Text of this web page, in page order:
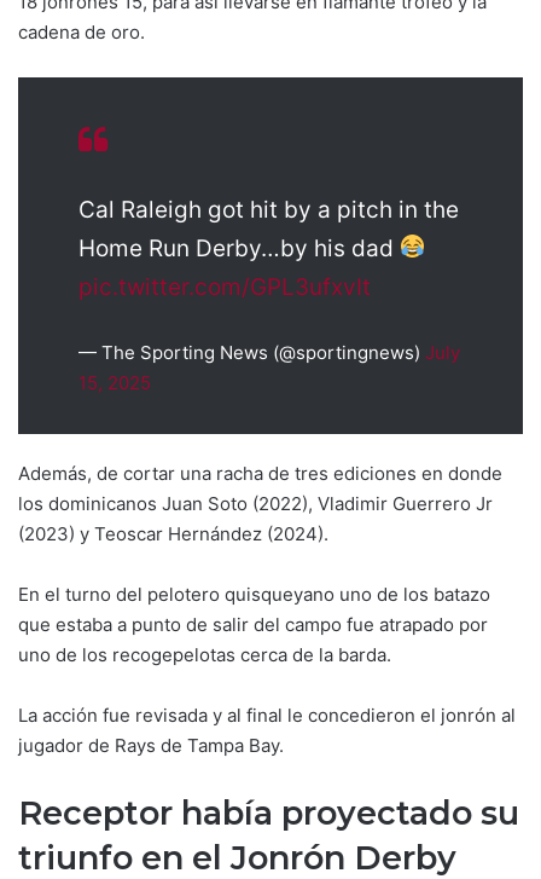
cadena de oro.
Cal Raleigh got hit by a pitch in the
Home Run Derby…by his dad
pic.twitter.com/GPL3ufxvIt
— The Sporting News (@sportingnews) July
15, 2025
Además, de cortar una racha de tres ediciones en donde
los dominicanos Juan Soto (2022), Vladimir Guerrero Jr
(2023) y Teoscar Hernández (2024).
En el turno del pelotero quisqueyano uno de los batazo
que estaba a punto de salir del campo fue atrapado por
uno de los recogepelotas cerca de la barda.
La acción fue revisada y al final le concedieron el jonrón al
jugador de Rays de Tampa Bay.
Receptor había proyectado su
triunfo en el Jonrón Derby